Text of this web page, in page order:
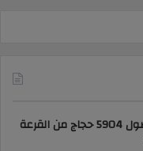
بعثة الحج المصرية: وصول 5904 حجاج من القرعة